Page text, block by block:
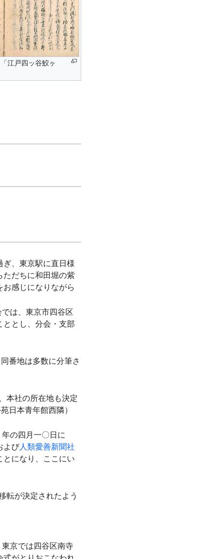
江戸四ッ谷鮫ヶ
ぎ、東京駅に直日様
だちに和田堀の紫
感じになりながら
は、東京市四谷区
ととし、分会・支部
番地は多数に分筆さ
本社の所在地も決定
苑日本青年館西隣）
の四月一〇日に
よび人類愛善新聞社
とになり、ここにい
転が決定されたよう
京では四谷区南寺